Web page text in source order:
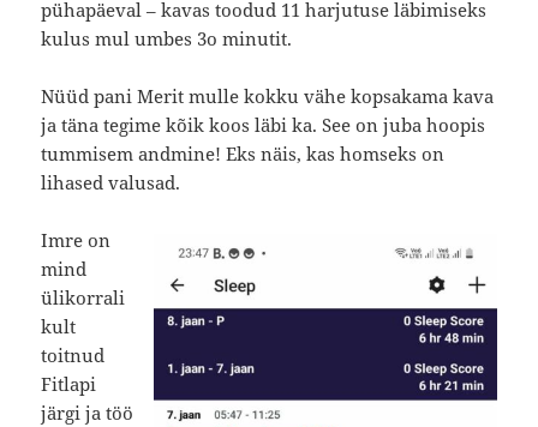
pühapäeval – kavas toodud 11 harjutuse läbimiseks
kulus mul umbes 3o minutit.
Nüüd pani Merit mulle kokku vähe kopsakama kava
ja täna tegime kõik koos läbi ka. See on juba hoopis
tummisem andmine! Eks näis, kas homseks on
lihased valusad.
Imre on
mind
ülikorrali
kult
toitnud
Fitlapi
järgi ja töö